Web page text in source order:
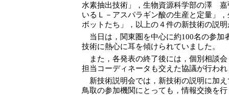
水素抽出技術」，生物資源科学部の澤
いるＬ－アスパラギン酸の生産と定量」
ボットたち」，以上の４件の新技術の説
当日は，関東圏を中心に約100名の参加
技術に熱心に耳を傾けられていました。
また，各発表の終了後には，個別相談
担当コーディネータも交えた協議が行わ
新技術説明会では，新技術の説明に加
鳥取の参加機関にとっても，情報交換を